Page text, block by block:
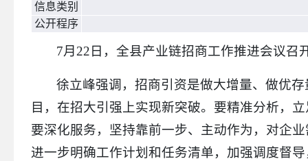
信息类别
公开程序
7月22日，全县产业链招商工作推进会议召
徐立峰强调，招商引资是做大增量、做优
目，在招大引强上实现新突破。要精准分析，
要深化服务，坚持靠前一步、主动作为，对企
进一步明确工作计划和任务清单，加强调度督